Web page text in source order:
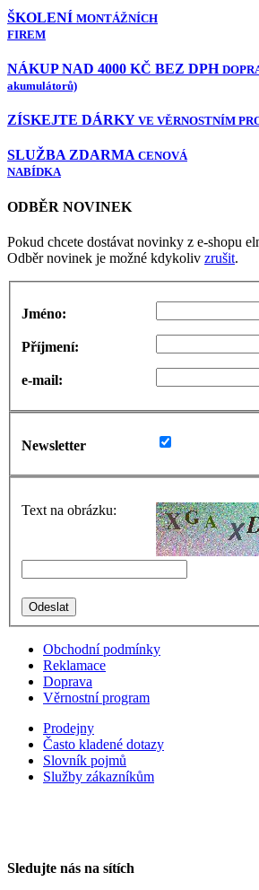
ŠKOLENÍ MONTÁŽNÍCH
FIREM
NÁKUP NAD 4000 KČ BEZ DPH
akumulátorů)
ZÍSKEJTE DÁRKY VE VĚRNOSTNÍM
SLUŽBA ZDARMA CENOVÁ
NABÍDKA
ODBĚR NOVINEK
Pokud chcete dostávat novinky z e-shopu
Odběr novinek je možné kdykoliv zrušit.
Jméno:
Příjmení:
e-mail:
Newsletter
Text na obrázku:
Obchodní podmínky
Reklamace
Doprava
Věrnostní program
Prodejny
Často kladené dotazy
Slovník pojmů
Služby zákazníkům
Sledujte nás na sítích